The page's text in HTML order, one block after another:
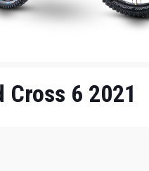
Cross 6 2021